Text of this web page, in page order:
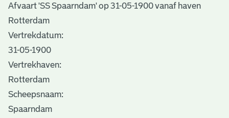
Afvaart 'SS Spaarndam' op 31-05-1900 vanaf haven
Rotterdam
Vertrekdatum:
31-05-1900
Vertrekhaven:
Rotterdam
Scheepsnaam:
Spaarndam